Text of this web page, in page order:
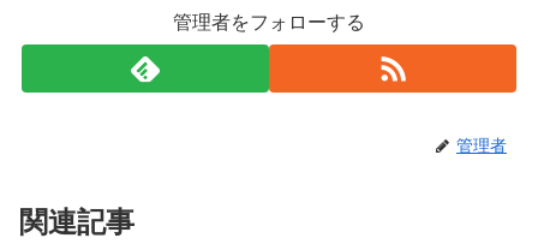
管理者をフォローする
管理者
関連記事